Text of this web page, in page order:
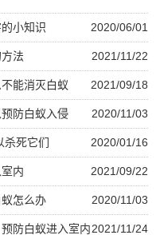
2020/06/01
小知识
2021/11/22
法
2021/09/18
能消灭白蚁
2020/11/03
防白蚁入侵
2020/01/16
杀死它们
2021/09/22
内
2020/11/03
怎么办
2021/11/24
防白蚁进入室内